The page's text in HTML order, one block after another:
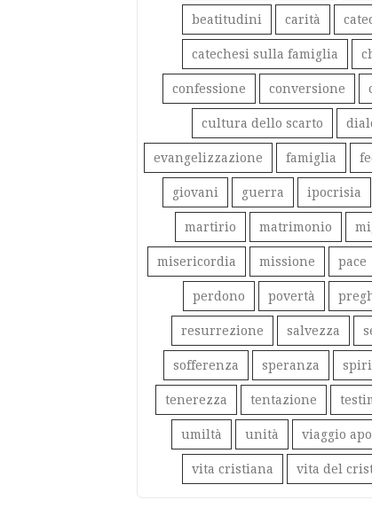
beatitudini carità
catechesi sulla famiglia
confessione conversione
cultura dello scarto
evangelizzazione famiglia
giovani guerra ipocrisia
martirio matrimonio
misericordia missione pace
perdono povertà
resurrezione salvezza
sofferenza speranza
tenerezza tentazione
umiltà unità viaggio
vita cristiana vita del